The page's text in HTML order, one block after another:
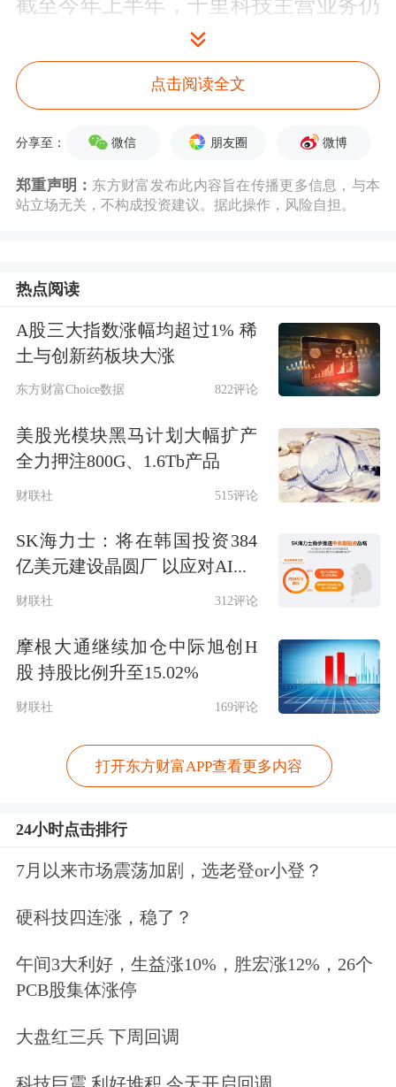
截至今年上半年，千里科技主营业务仍
，所谓的智驾、智舱和
Robotaxi业务仍未对其贡献任何收入。
而且在当下的智驾行业，市场格局正在
不断收敛，第一梯队“地大华魔”（华
为、Momenta、地平线、大疆）已经占
场竞争中闯出来还是未知数，能否兑现
现在的超800倍市盈率也需打个问号。
10月16日，千里科技向香港联交所递交
同日在香港联交所网站刊登了本次发行
上市的申请资料。近700页的上市申请
资料，还揭示了这家突然“冒”出来的智
驾新玩家的更多挑战。
在赴港上市的招股说明书中，千里科技
方面表示，吉利及其联属人士是其最大
供应商及最大客户。具体而言，千里科
技主要从吉利系采购整车、整车成套件
吉利集团提供智能驾驶解决方案。
来自吉利系，从吉利系采购的金额占比
点击阅读全文
分享至： 微信 朋友圈 微博
郑重声明： 东方财富发布此内容旨在传播更多信息，与本
站立场无关，不构成投资建议。据此操作，风险自担。
热点阅读
A股三大指数涨幅均超过1% 稀
土与创新药板块大涨
东方财富Choice数据 822评论
美股光模块黑马计划大幅扩产
全力押注800G、1.6Tb产品
财联社 515评论
SK海力士：将在韩国投资384
亿美元建设晶圆厂 以应对AI...
财联社 312评论
摩根大通继续加仓中际旭创H
股 持股比例升至15.02%
财联社 169评论
打开东方财富APP查看更多内容
24小时点击排行
7月以来市场震荡加剧，选老登or小登？
硬科技四连涨，稳了？
午间3大利好，生益涨10%，胜宏涨12%，26个
PCB股集体涨停
大盘红三兵 下周回调